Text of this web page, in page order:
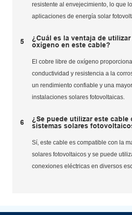
resistente al envejecimiento, lo que
aplicaciones de energía solar
5
¿Cuál es la ventaja de
oxígeno en este cable?
El cobre libre de oxígeno
conductividad y resistencia a la
un rendimiento confiable y una
instalaciones solares fotovoltaicas.
6
¿Se puede utilizar este
sistemas solares
Sí, este cable es compatible con la
solares fotovoltaicos y se puede
conexiones eléctricas en diversos